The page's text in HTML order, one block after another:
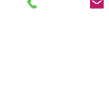
Rejoignez-nous